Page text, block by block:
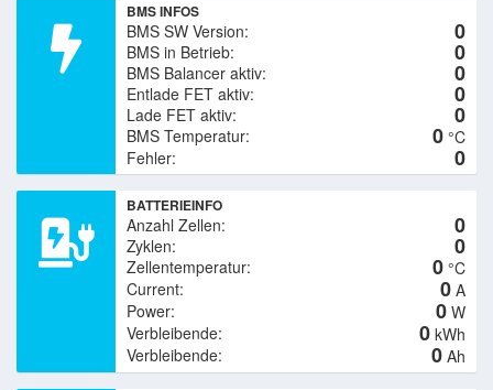
BMS INFOS
0
0
0
0
0
0
0
BATTERIEINFO
0
0
0
0
0
0
0